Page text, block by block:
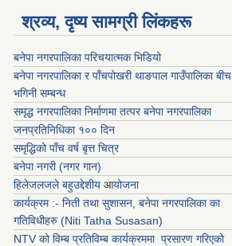
श्रव्य, दृष्य सामग्री लिंकहरू
बनेपा नगरपालिका परिचयात्मक भिडियो
बनेपा नगरपालिका र पाँचपोखरी थाङपाल गाउँपालिका बीच
भगिनी सम्बन्ध
समृद्ध नगरपालिका निर्माणमा तत्पर बनेपा नगरपालिका
जनप्रतिनिधिका १०० दिन
समृद्धिको पाँच वर्ष बृत्त चित्र
बनेपा नगरी (नगर गान)
हिलेजलजले बहुउद्देशीय आयोजना
कार्यक्रम :- निती तथा सुशासन, बनेपा नगरपालिका का
गतिविधीहरु (Niti Tatha Susasan)
NTV को विम्ब प्रतिविम्ब कार्यक्रममा प्रसारण गरिएको